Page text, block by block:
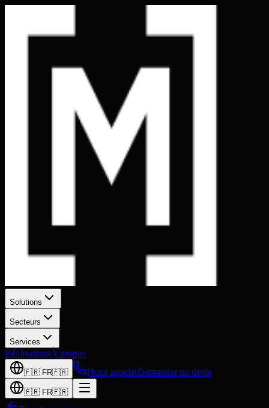
Solutions
Secteurs
Services
RéalisationsÀ propos
🇫🇷 FR🇫🇷 Nous appelerDemander un devis
🇫🇷 FR🇫🇷